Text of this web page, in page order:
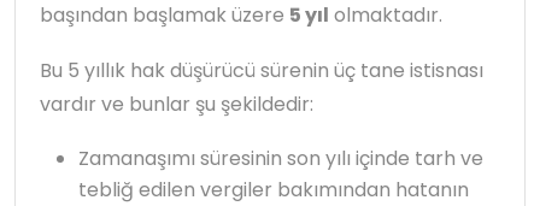
başından başlamak üzere 5 yıl olmaktadır.
Bu 5 yıllık hak düşürücü sürenin üç tane istisnası
vardır ve bunlar şu şekildedir:
Zamanaşımı süresinin son yılı içinde tarh ve
tebliğ edilen vergiler bakımından hatanın